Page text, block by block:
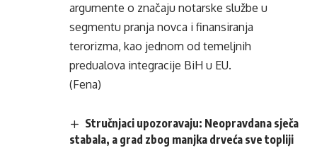
argumente o značaju notarske službe u
segmentu pranja novca i finansiranja
terorizma, kao jednom od temeljnih
predualova integracije BiH u EU.
(Fena)
Stručnjaci upozoravaju: Neopravdana sječa
stabala, a grad zbog manjka drveća sve topliji